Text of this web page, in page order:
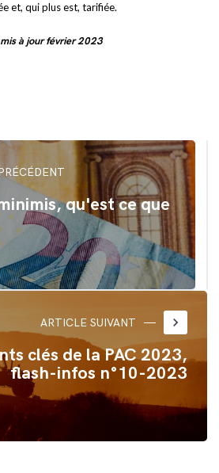
et, qui plus est, tarifiée.
à jour février 2023
qu'est ce que
ARTICLE SUIVANT keyboard_arrow_right
clés de la PAC 2023,
flash-infos n°10-2023